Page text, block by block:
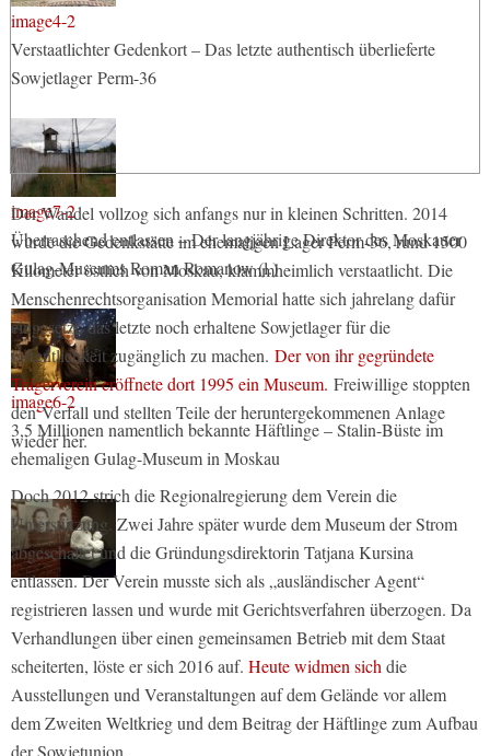
image4-2
Verstaatlichter Gedenkort – Das letzte authentisch überlieferte
Sowjetlager Perm-36
image7-2
Überraschend entlassen – Der langjährige Direktor des Moskauer
Gulag-Museums Roman Romanow (l.)
image6-2
3,5 Millionen namentlich bekannte Häftlinge – Stalin-Büste im
ehemaligen Gulag-Museum in Moskau
Der Wandel vollzog sich anfangs nur in kleinen Schritten. 2014
wurde die Gedenkstätte im ehemaligen Lager Perm-36, rund 1500
Kilometer östlich von Moskau, klammheimlich verstaatlicht. Die
Menschenrechtsorganisation Memorial hatte sich jahrelang dafür
eingesetzt, das letzte noch erhaltene Sowjetlager für die
Öffentlichkeit zugänglich zu machen. Der von ihr gegründete
Trägerverein eröffnete dort 1995 ein Museum. Freiwillige stoppten
den Verfall und stellten Teile der heruntergekommenen Anlage
wieder her.
Doch 2012 strich die Regionalregierung dem Verein die
Unterstützung. Zwei Jahre später wurde dem Museum der Strom
abgeschaltet und die Gründungsdirektorin Tatjana Kursina
entlassen. Der Verein musste sich als „ausländischer Agent“
registrieren lassen und wurde mit Gerichtsverfahren überzogen. Da
Verhandlungen über einen gemeinsamen Betrieb mit dem Staat
scheiterten, löste er sich 2016 auf. Heute widmen sich die
Ausstellungen und Veranstaltungen auf dem Gelände vor allem
dem Zweiten Weltkrieg und dem Beitrag der Häftlinge zum Aufbau
der Sowjetunion.